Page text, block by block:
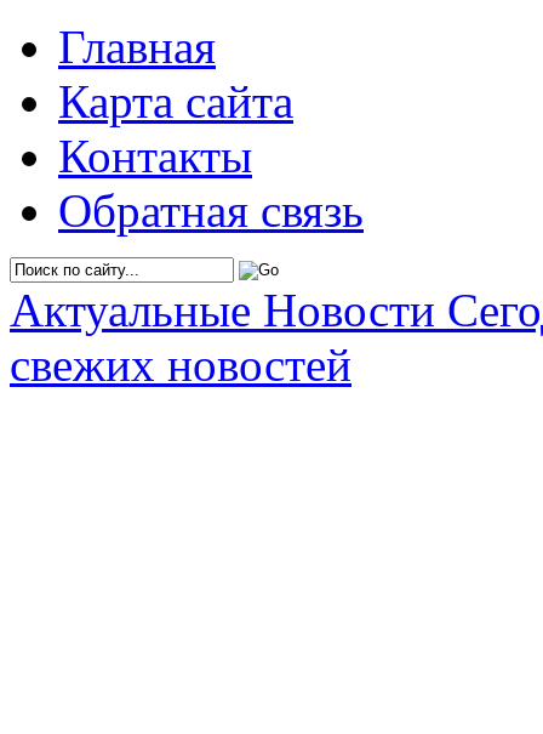
Главная
Карта сайта
Контакты
Обратная связь
Актуальные Новости
свежих новостей